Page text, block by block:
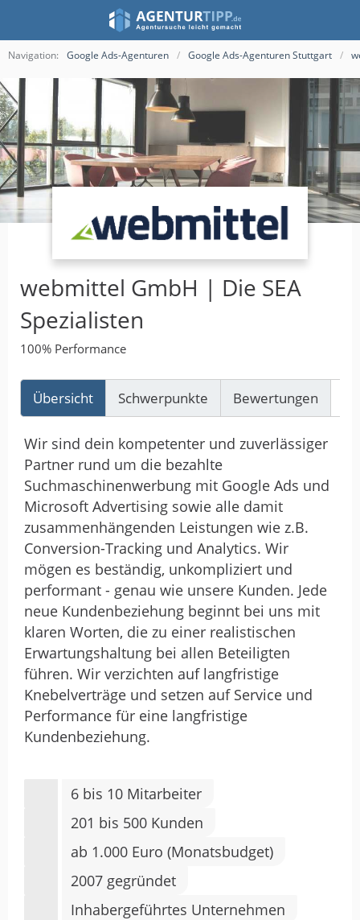
Navigation: Google Ads-Agenturen Google Ads-Agenturen Stuttgart
webmittel GmbH | Die SEA
Spezialisten
100% Performance
Übersicht Schwerpunkte Bewertungen
Wir sind dein kompetenter und zuverlässiger
Partner rund um die bezahlte
Suchmaschinenwerbung mit Google Ads und
Microsoft Advertising sowie alle damit
zusammenhängenden Leistungen wie z.B.
Conversion-Tracking und Analytics. Wir
mögen es beständig, unkompliziert und
performant - genau wie unsere Kunden. Jede
neue Kundenbeziehung beginnt bei uns mit
klaren Worten, die zu einer realistischen
Erwartungshaltung bei allen Beteiligten
führen. Wir verzichten auf langfristige
Knebelverträge und setzen auf Service und
Performance für eine langfristige
Kundenbeziehung.
6 bis 10 Mitarbeiter
201 bis 500 Kunden
ab 1.000 Euro (Monatsbudget)
2007 gegründet
Inhabergeführtes Unternehmen